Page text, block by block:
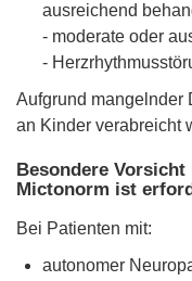
ausreichend
- moderate oder
-
Aufgrund mangelnder
an Kinder verabreicht
Besondere
Mictonorm ist
Bei Patienten mit:
autonomer